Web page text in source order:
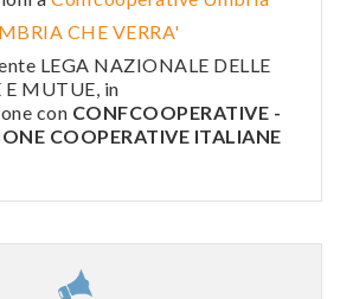
CHE VERRA'
LEGA NAZIONALE DELLE
E MUTUE, in
con CONFCOOPERATIVE -
COOPERATIVE ITALIANE